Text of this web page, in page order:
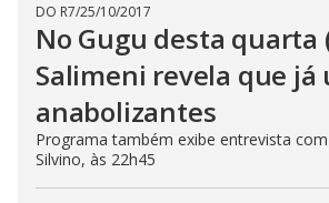
DO R7/25/10/2017
No Gugu desta quarta
Salimeni revela que já
anabolizantes
Programa também exibe entrevista
Silvino, às 22h45